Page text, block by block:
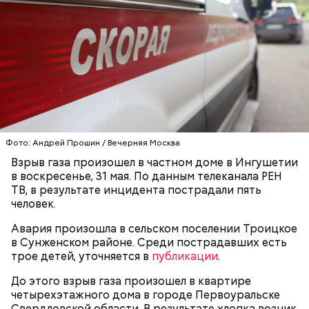
Фото: Андрей Прошин / Вечерняя Москва
Взрыв газа произошел в частном доме в Ингушетии
в воскресенье, 31 мая. По данным телеканала РЕН
ТВ, в результате инцидента пострадали пять
человек.
Авария произошла в сельском поселении Троицкое
в Сунженском районе. Среди пострадавших есть
трое детей, уточняется в публикации.
До этого взрыв газа произошел в квартире
четырехэтажного дома в городе Первоуральске
их Гасанову. А чтобы пользоваться деньгами и не
вызвать подозрений у налоговой, Гасанов либо
распределял их между еще несколькими счетами,
либо
— Мы съездили за витаминами, вернулись обратно,
поднялись домой. У него ухудшилось самочувствие
через сутки... Его увезли в больницу,
реанимировали, и там он скончался, — рассказывал
Миссюра на допросе.
Видео: пресс-служба ГСУ СК по Московской области